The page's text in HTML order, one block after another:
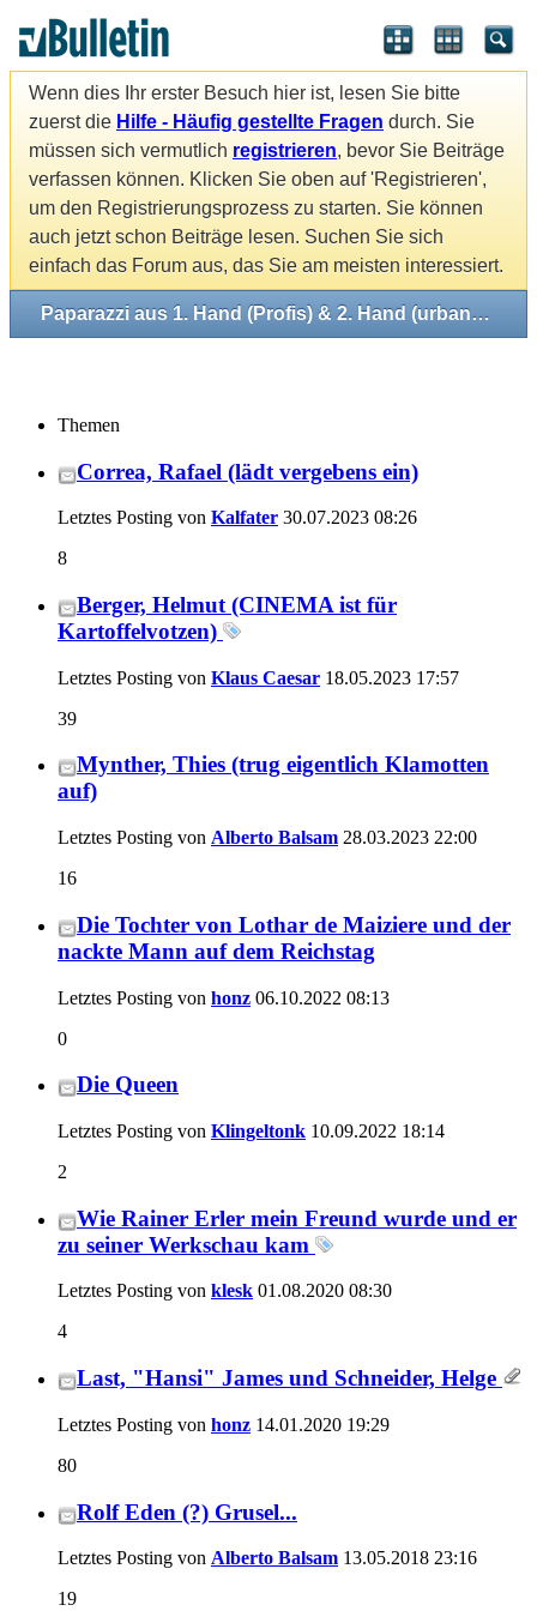
Wenn dies Ihr erster Besuch hier ist, lesen Sie bitte
zuerst die Hilfe - Häufig gestellte Fragen durch. Sie
müssen sich vermutlich registrieren, bevor Sie Beiträge
verfassen können. Klicken Sie oben auf 'Registrieren',
um den Registrierungsprozess zu starten. Sie können
auch jetzt schon Beiträge lesen. Suchen Sie sich
einfach das Forum aus, das Sie am meisten interessiert.
Paparazzi aus 1. Hand (Profis) & 2. Hand (urbane Mythen)
Themen
Correa, Rafael (lädt vergebens ein)
Letztes Posting von Kalfater 30.07.2023 08:26
8
Berger, Helmut (CINEMA ist für
Kartoffelvotzen)
Letztes Posting von Klaus Caesar 18.05.2023 17:57
39
Mynther, Thies (trug eigentlich Klamotten
auf)
Letztes Posting von Alberto Balsam 28.03.2023 22:00
16
Die Tochter von Lothar de Maiziere und der
nackte Mann auf dem Reichstag
Letztes Posting von honz 06.10.2022 08:13
0
Die Queen
Letztes Posting von Klingeltonk 10.09.2022 18:14
2
Wie Rainer Erler mein Freund wurde und er
zu seiner Werkschau kam
Letztes Posting von klesk 01.08.2020 08:30
4
Last, "Hansi" James und Schneider, Helge
Letztes Posting von honz 14.01.2020 19:29
80
Rolf Eden (?) Grusel...
Letztes Posting von Alberto Balsam 13.05.2018 23:16
19